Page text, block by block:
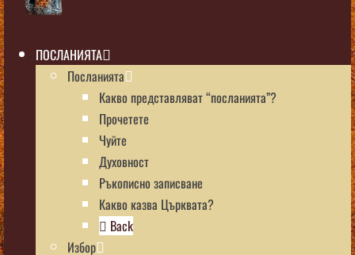
ПОСЛАНИЯТА
Посланията
Какво представляват “посланията”?
Прочетете
Чуйте
Духовност
Ръкописно записване
Какво казва Църквата?
Back
Избор